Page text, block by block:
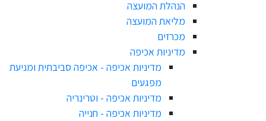
הנהלת המועצה
מליאת המועצה
מכרזים
מדיניות אכיפה
מדיניות אכיפה - אכיפה סביבתית ומניעת
מפגעים
מדיניות אכיפה - וטרינריה
מדיניות אכיפה - חנייה